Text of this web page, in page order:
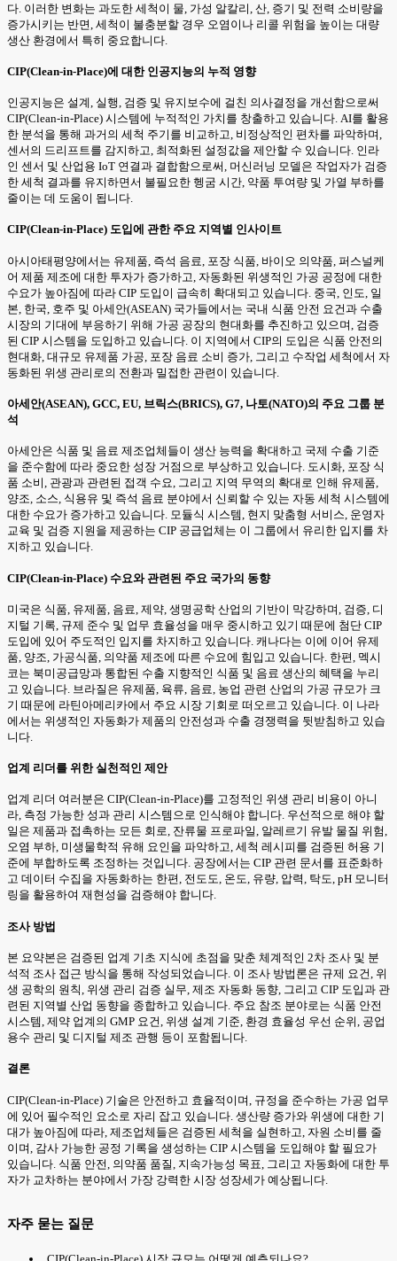
다. 이러한 변화는 과도한 세척이 물, 가성 알칼리, 산, 증기 및 전력 소비량을
증가시키는 반면, 세척이 불충분할 경우 오염이나 리콜 위험을 높이는 대량
생산 환경에서 특히 중요합니다.
CIP(Clean-in-Place)에 대한 인공지능의 누적 영향
인공지능은 설계, 실행, 검증 및 유지보수에 걸친 의사결정을 개선함으로써
CIP(Clean-in-Place) 시스템에 누적적인 가치를 창출하고 있습니다. AI를 활용
한 분석을 통해 과거의 세척 주기를 비교하고, 비정상적인 편차를 파악하며,
센서의 드리프트를 감지하고, 최적화된 설정값을 제안할 수 있습니다. 인라
인 센서 및 산업용 IoT 연결과 결합함으로써, 머신러닝 모델은 작업자가 검증
한 세척 결과를 유지하면서 불필요한 헹굼 시간, 약품 투여량 및 가열 부하를
줄이는 데 도움이 됩니다.
CIP(Clean-in-Place) 도입에 관한 주요 지역별 인사이트
아시아태평양에서는 유제품, 즉석 음료, 포장 식품, 바이오 의약품, 퍼스널케
어 제품 제조에 대한 투자가 증가하고, 자동화된 위생적인 가공 공정에 대한
수요가 높아짐에 따라 CIP 도입이 급속히 확대되고 있습니다. 중국, 인도, 일
본, 한국, 호주 및 아세안(ASEAN) 국가들에서는 국내 식품 안전 요건과 수출
시장의 기대에 부응하기 위해 가공 공장의 현대화를 추진하고 있으며, 검증
된 CIP 시스템을 도입하고 있습니다. 이 지역에서 CIP의 도입은 식품 안전의
현대화, 대규모 유제품 가공, 포장 음료 소비 증가, 그리고 수작업 세척에서 자
동화된 위생 관리로의 전환과 밀접한 관련이 있습니다.
아세안(ASEAN), GCC, EU, 브릭스(BRICS), G7, 나토(NATO)의 주요 그룹 분
석
아세안은 식품 및 음료 제조업체들이 생산 능력을 확대하고 국제 수출 기준
을 준수함에 따라 중요한 성장 거점으로 부상하고 있습니다. 도시화, 포장 식
품 소비, 관광과 관련된 접객 수요, 그리고 지역 무역의 확대로 인해 유제품,
양조, 소스, 식용유 및 즉석 음료 분야에서 신뢰할 수 있는 자동 세척 시스템에
대한 수요가 증가하고 있습니다. 모듈식 시스템, 현지 맞춤형 서비스, 운영자
교육 및 검증 지원을 제공하는 CIP 공급업체는 이 그룹에서 유리한 입지를 차
지하고 있습니다.
CIP(Clean-in-Place) 수요와 관련된 주요 국가의 동향
미국은 식품, 유제품, 음료, 제약, 생명공학 산업의 기반이 막강하며, 검증, 디
지털 기록, 규제 준수 및 업무 효율성을 매우 중시하고 있기 때문에 첨단 CIP
도입에 있어 주도적인 입지를 차지하고 있습니다. 캐나다는 이에 이어 유제
품, 양조, 가공식품, 의약품 제조에 따른 수요에 힘입고 있습니다. 한편, 멕시
코는 북미공급망과 통합된 수출 지향적인 식품 및 음료 생산의 혜택을 누리
고 있습니다. 브라질은 유제품, 육류, 음료, 농업 관련 산업의 가공 규모가 크
기 때문에 라틴아메리카에서 주요 시장 기회로 떠오르고 있습니다. 이 나라
에서는 위생적인 자동화가 제품의 안전성과 수출 경쟁력을 뒷받침하고 있습
니다.
업계 리더를 위한 실천적인 제안
업계 리더 여러분은 CIP(Clean-in-Place)를 고정적인 위생 관리 비용이 아니
라, 측정 가능한 성과 관리 시스템으로 인식해야 합니다. 우선적으로 해야 할
일은 제품과 접촉하는 모든 회로, 잔류물 프로파일, 알레르기 유발 물질 위험,
오염 부하, 미생물학적 유해 요인을 파악하고, 세척 레시피를 검증된 허용 기
준에 부합하도록 조정하는 것입니다. 공장에서는 CIP 관련 문서를 표준화하
고 데이터 수집을 자동화하는 한편, 전도도, 온도, 유량, 압력, 탁도, pH 모니터
링을 활용하여 재현성을 검증해야 합니다.
조사 방법
본 요약본은 검증된 업계 기초 지식에 초점을 맞춘 체계적인 2차 조사 및 분
석적 조사 접근 방식을 통해 작성되었습니다. 이 조사 방법론은 규제 요건, 위
생 공학의 원칙, 위생 관리 검증 실무, 제조 자동화 동향, 그리고 CIP 도입과 관
련된 지역별 산업 동향을 종합하고 있습니다. 주요 참조 분야로는 식품 안전
시스템, 제약 업계의 GMP 요건, 위생 설계 기준, 환경 효율성 우선 순위, 공업
용수 관리 및 디지털 제조 관행 등이 포함됩니다.
결론
CIP(Clean-in-Place) 기술은 안전하고 효율적이며, 규정을 준수하는 가공 업무
에 있어 필수적인 요소로 자리 잡고 있습니다. 생산량 증가와 위생에 대한 기
대가 높아짐에 따라, 제조업체들은 검증된 세척을 실현하고, 자원 소비를 줄
이며, 감사 가능한 공정 기록을 생성하는 CIP 시스템을 도입해야 할 필요가
있습니다. 식품 안전, 의약품 품질, 지속가능성 목표, 그리고 자동화에 대한 투
자가 교차하는 분야에서 가장 강력한 시장 성장세가 예상됩니다.
자주 묻는 질문